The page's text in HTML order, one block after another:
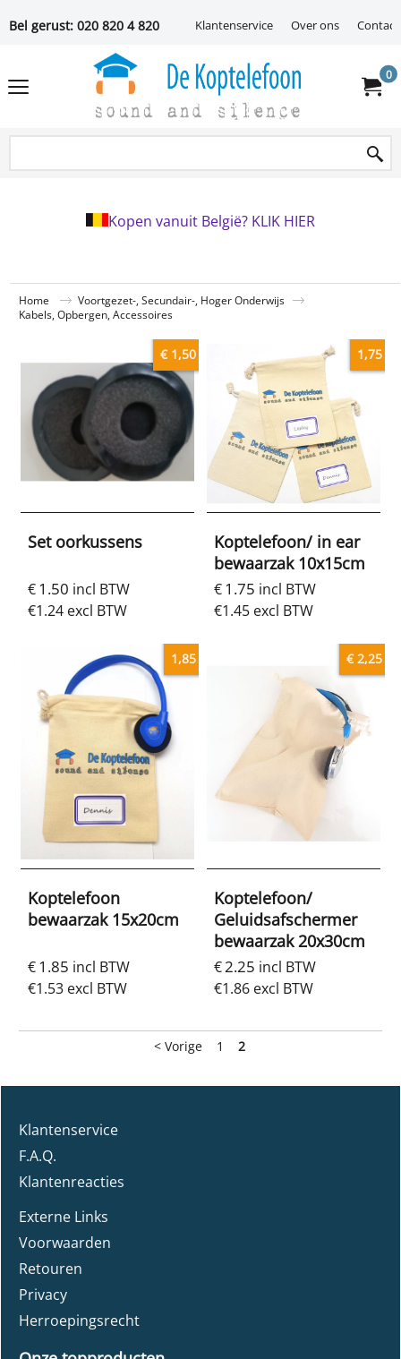
Bel gerust: 020 820 4 820 Klantenservice Over ons
0
Kopen vanuit België? KLIK HIER
Home
Voortgezet-, Secundair-, Hoger Onderwijs
Kabels, Opbergen, Accessoires
€ 1,50
Set oorkussens
€1.50 incl BTW
€1.24 excl BTW
1,75
Koptelefoon/ in ear
bewaarzak 10x15cm
€1.75 incl BTW
€1.45 excl BTW
1,85
Koptelefoon
bewaarzak 15x20cm
€1.85 incl BTW
€1.53 excl BTW
€ 2,25
Koptelefoon/
Geluidsafschermer
bewaarzak 20x30cm
€2.25 incl BTW
€1.86 excl BTW
< Vorige 1 2
Klantenservice
F.A.Q.
Klantenreacties
Externe Links
Voorwaarden
Retouren
Privacy
Herroepingsrecht